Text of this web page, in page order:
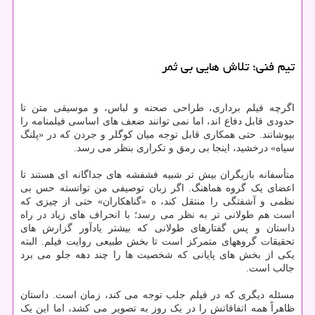
تیم فنی؛ تلاش هایی بی ثمر
اگرچه فیلم برداری، طراحی صحنه و لباس، و موسیقی متن تا
حدودی قابل دفاع اند، اما نمی توانند ضعف های اساسی فیلمنامه را
بپوشانند. حتی همکاری قابل توجه میان کوگلر و جردن که در «پلنگ
سیاه» درخشید، اینجا بی رمق و تکراری بنظر می رسد.
متأسفانه بازیگران بیش تر شبیه فشفشه های جداگانه ای هستند تا
اعضای یک گروه هماهنگ. اگر زبان توصیفی من توانسته حس بی
نظمی و آشفتگی را منتقل کند، ه «گناهکاران» حتی از چیزی که
است هم طولانی تر به نظر می رسد؛ با انحراف های زیاد در راه
داستان و پس گفتارهای طولانی که بیشتر یادآور گزارش های
تحقیقات گروههای متمرکز است تا بخش طبیعی روایت فیلم. البته
یکی از بخش های پایانی که شخصیت ها را چند دهه جلو می برد
جالب است.
مسئله دیگری که در فیلم جلب توجه می کند، زمان است. داستان
ظاهراً همه اتفاقاتش را در یک روز به تصویر می کشد، اما این یک